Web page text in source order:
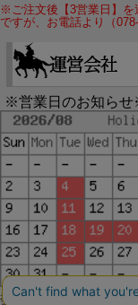
※ご注文後【3営業日】を
ですが、お電話より（
※営業日のお知ら
赤字で塗られた日は配送定